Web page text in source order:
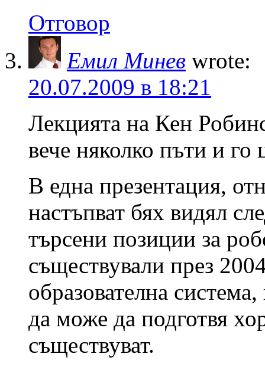
Отговор
Емил Минев wrote:
20.07.2009 в 18:21
Лекцията на Кен
вече няколко пъти и
В една презентация,
настъпват бях видял
търсени позиции за
съществували през
образователна
да може да подготвя
съществуват.